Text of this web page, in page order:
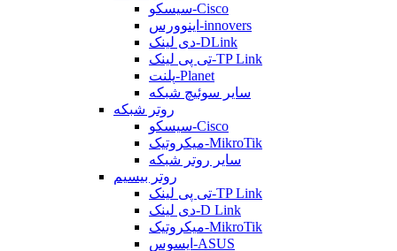
سیسکو-Cisco
اینوورس-innovers
دی لینک-DLink
تی پی لینک-TP Link
پلنت-Planet
سایر سوئیچ شبکه
روتر شبکه
سیسکو-Cisco
میکروتیک-MikroTik
سایر روتر شبکه
روتر بیسیم
تی پی لینک-TP Link
دی لینک-D Link
میکروتیک-MikroTik
ایسوس-ASUS